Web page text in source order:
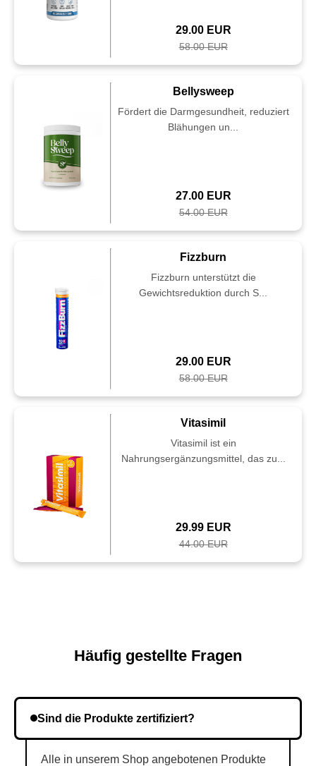
29.00 EUR
58.00 EUR
Bellysweep
Fördert die Darmgesundheit, reduziert
Blähungen un...
27.00 EUR
54.00 EUR
Fizzburn
Fizzburn unterstützt die
Gewichtsreduktion durch S...
29.00 EUR
58.00 EUR
Vitasimil
Vitasimil ist ein
Nahrungsergänzungsmittel, das zu...
29.99 EUR
44.00 EUR
Häufig gestellte Fragen
Sind die Produkte zertifiziert?
Alle in unserem Shop angebotenen Produkte